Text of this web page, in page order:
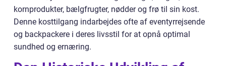
kornprodukter, bælgfrugter, nødder og frø til sin kost.
Denne kosttilgang indarbejdes ofte af eventyrrejsende
og backpackere i deres livsstil for at opnå optimal
sundhed og ernæring.